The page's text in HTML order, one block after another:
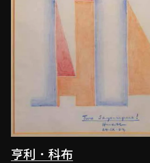
亨利．科布